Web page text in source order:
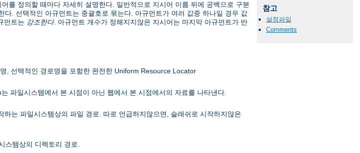
참고
설정파일
Comments
를 정의할 때마다 자세히 설명한다. 일반적으로 지시어 이름 뒤에 공백으로 구분
. 선택적인 아규먼트는 중괄호로 묶는다. 아규먼트가 여러 값중 하나일 경우 값
먼트는 강조한다. 아규먼트 개수가 정해지지않은 지시어는 마지막 아규먼트가 반
, 선택적인 경로명을 포함한 완전한 Uniform Resource Locator
는 파일시스템에서 본 시점이 아닌 웹에서 본 시점에서의 자료를 나타낸다.
하는 파일시스템상의 파일 경로. 따로 언급하지않으면, 슬래쉬로 시작하지않은
스템상의 디렉토리 경로.